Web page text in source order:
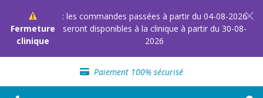
Fermeture
clinique
: les commandes passées à partir du 04-08-2026
seront disponibles à la clinique à partir du 30-08-
2026
Sélection de croquettes vétérinaire
Paiement 100% sécurisé
Livraison gratuite en clinique vétérinaire